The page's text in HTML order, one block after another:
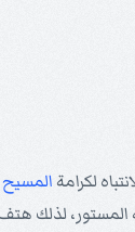
لكرامة المسيح
المستور، لذلك